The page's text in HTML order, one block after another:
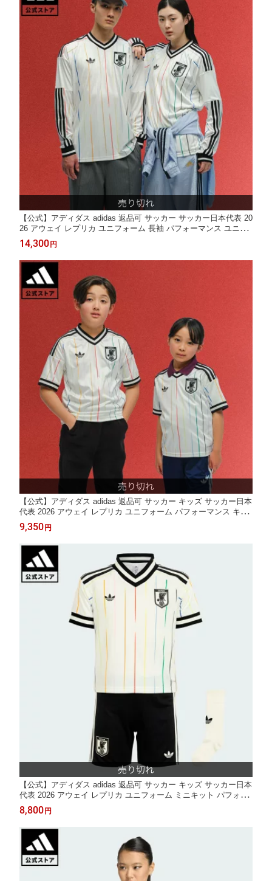
【公式】アディダス adidas 返品可 サッカー サッカー日本代表 20
26 アウェイ レプリカ ユニフォーム 長袖 パフォーマンス ユニセ
ックス ウェア・服 ユニフォーム 白 ホワイト JZ9697
14,300 円
【公式】アディダス adidas 返品可 サッカー キッズ サッカー日本
代表 2026 アウェイ レプリカ ユニフォーム パフォーマンス キッ
ズ／子供用 ウェア・服 ユニフォーム 白 ホワイト JZ9700
9,350 円
【公式】アディダス adidas 返品可 サッカー キッズ サッカー日本
代表 2026 アウェイ レプリカ ユニフォーム ミニキット パフォー
マンス キッズ／子供用 ウェア・服 ユニフォーム 白 ホワイト IA6
117
8,800 円